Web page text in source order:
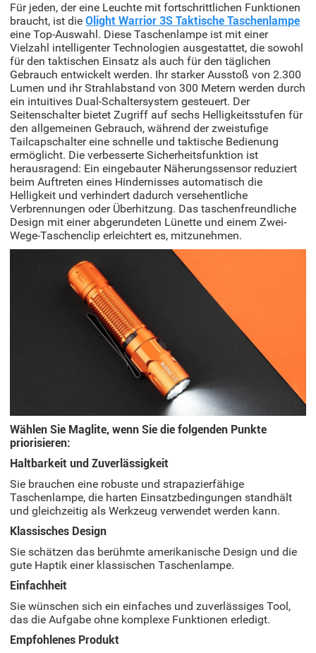
Für jeden, der eine Leuchte mit fortschrittlichen Funktionen
braucht, ist dieOlight Warrior 3S Taktische Taschenlampe
eine Top-Auswahl. Diese Taschenlampe ist mit einer
Vielzahl intelligenter Technologien ausgestattet, die sowohl
für den taktischen Einsatz als auch für den täglichen
Gebrauch entwickelt werden. Ihr starker Ausstoß von 2.300
Lumen und ihr Strahlabstand von 300 Metern werden durch
ein intuitives Dual-Schaltersystem gesteuert. Der
Seitenschalter bietet Zugriff auf sechs Helligkeitsstufen für
den allgemeinen Gebrauch, während der zweistufige
Tailcapschalter eine schnelle und taktische Bedienung
ermöglicht. Die verbesserte Sicherheitsfunktion ist
herausragend: Ein eingebauter Näherungssensor reduziert
beim Auftreten eines Hindernisses automatisch die
Helligkeit und verhindert dadurch versehentliche
Verbrennungen oder Überhitzung. Das taschenfreundliche
Design mit einer abgerundeten Lünette und einem Zwei-
Wege-Taschenclip erleichtert es, mitzunehmen.
Wählen Sie Maglite, wenn Sie die folgenden Punkte
priorisieren:
Haltbarkeit und Zuverlässigkeit
Sie brauchen eine robuste und strapazierfähige
Taschenlampe, die harten Einsatzbedingungen standhält
und gleichzeitig als Werkzeug verwendet werden kann.
Klassisches Design
Sie schätzen das berühmte amerikanische Design und die
gute Haptik einer klassischen Taschenlampe.
Einfachheit
Sie wünschen sich ein einfaches und zuverlässiges Tool,
das die Aufgabe ohne komplexe Funktionen erledigt.
Empfohlenes Produkt